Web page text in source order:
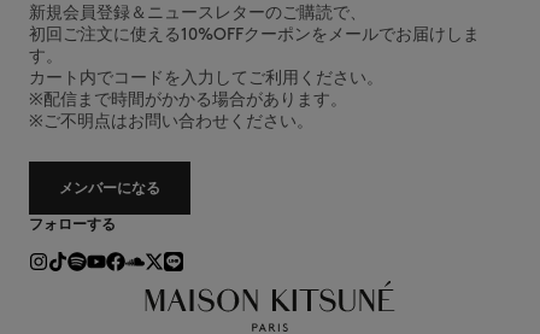
新規会員登録＆ニュースレターのご購読で、
初回ご注文に使える10%OFFクーポンをメールでお届けしま
す。
カート内でコードを入力してご利用ください。
※配信まで時間がかかる場合があります。
※ご不明点はお問い合わせください。
メンバーになる
フォローする